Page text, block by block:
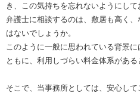
き、この気持ちを忘れないようにして
弁護士に相談するのは、敷居も高く
はないでしょうか。
このように一般に思われている背景
ともに、利用しづらい料金体系がある
そこで、当事務所としては、安心し